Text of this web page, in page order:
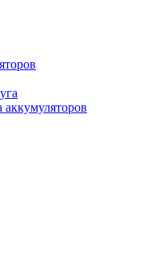
аккумуляторов